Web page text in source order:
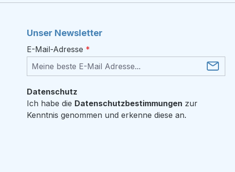
Unser Newsletter
E-Mail-Adresse *
Datenschutz
Ich habe die Datenschutzbestimmungen zur
Kenntnis genommen und erkenne diese an.